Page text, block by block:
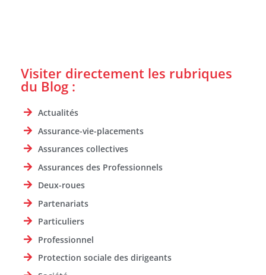
Visiter directement les rubriques
du Blog :
Actualités
Assurance-vie-placements
Assurances collectives
Assurances des Professionnels
Deux-roues
Partenariats
Particuliers
Professionnel
Protection sociale des dirigeants